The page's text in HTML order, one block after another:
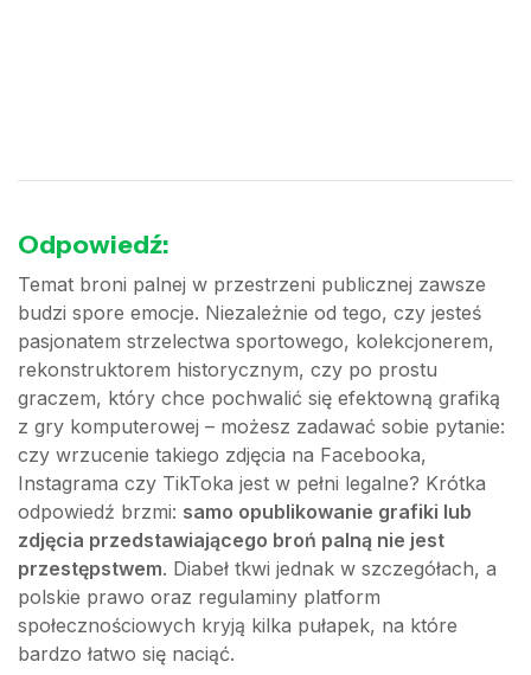
Odpowiedź:
Temat broni palnej w przestrzeni publicznej zawsze
budzi spore emocje. Niezależnie od tego, czy jesteś
pasjonatem strzelectwa sportowego, kolekcjonerem,
rekonstruktorem historycznym, czy po prostu
graczem, który chce pochwalić się efektowną grafiką
z gry komputerowej – możesz zadawać sobie pytanie:
czy wrzucenie takiego zdjęcia na Facebooka,
Instagrama czy TikToka jest w pełni legalne? Krótka
odpowiedź brzmi: samo opublikowanie grafiki lub
zdjęcia przedstawiającego broń palną nie jest
przestępstwem. Diabeł tkwi jednak w szczegółach, a
polskie prawo oraz regulaminy platform
społecznościowych kryją kilka pułapek, na które
bardzo łatwo się naciąć.